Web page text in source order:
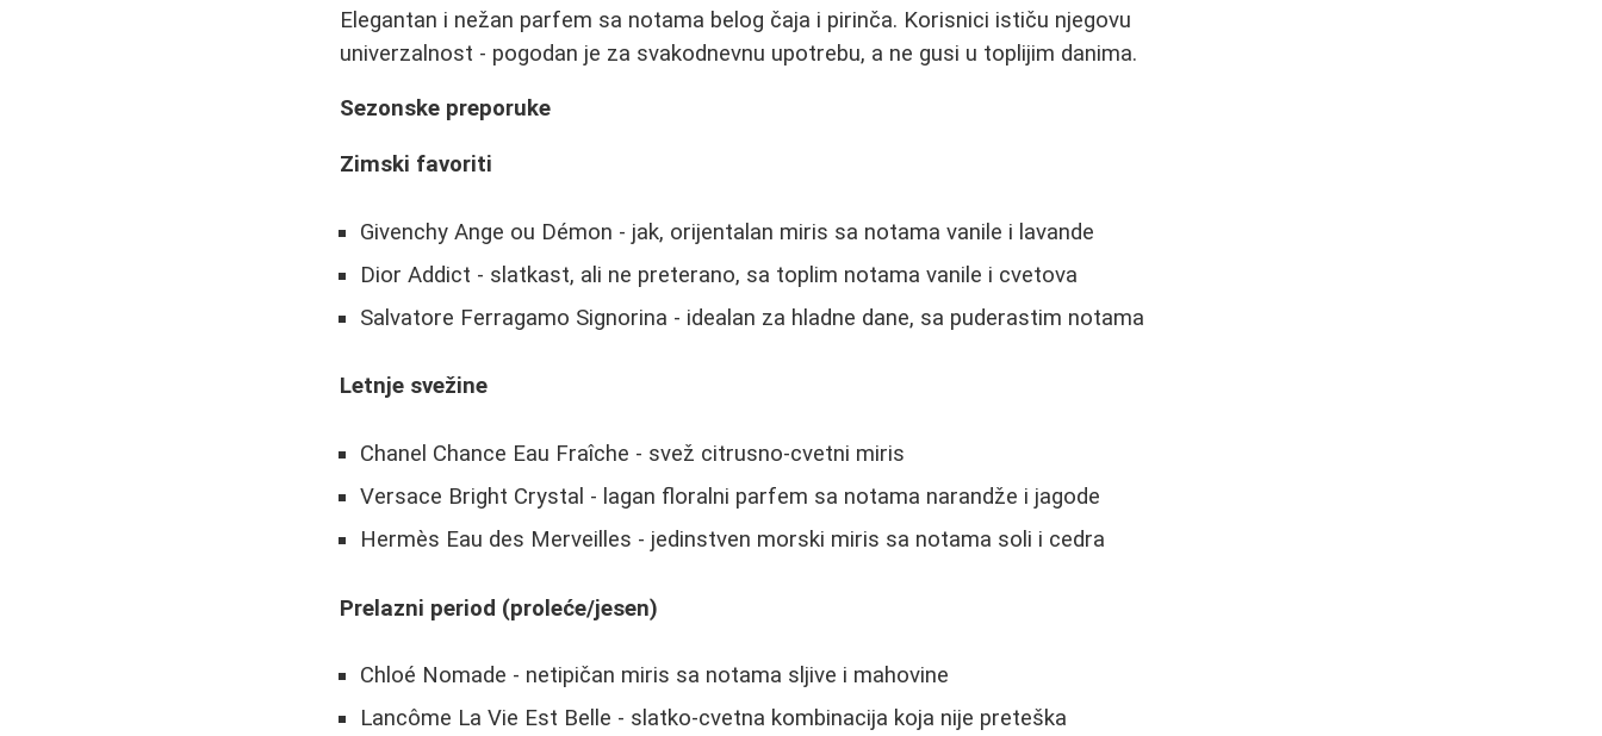
Elegantan i nežan parfem sa notama belog čaja i pirinča. Korisnici ističu njegovu
univerzalnost - pogodan je za svakodnevnu upotrebu, a ne gusi u toplijim danima.
Sezonske preporuke
Zimski favoriti
Givenchy Ange ou Démon - jak, orijentalan miris sa notama vanile i lavande
Dior Addict - slatkast, ali ne preterano, sa toplim notama vanile i cvetova
Salvatore Ferragamo Signorina - idealan za hladne dane, sa puderastim notama
Letnje svežine
Chanel Chance Eau Fraîche - svež citrusno-cvetni miris
Versace Bright Crystal - lagan floralni parfem sa notama narandže i jagode
Hermès Eau des Merveilles - jedinstven morski miris sa notama soli i cedra
Prelazni period (proleće/jesen)
Chloé Nomade - netipičan miris sa notama sljive i mahovine
Lancôme La Vie Est Belle - slatko-cvetna kombinacija koja nije preteška